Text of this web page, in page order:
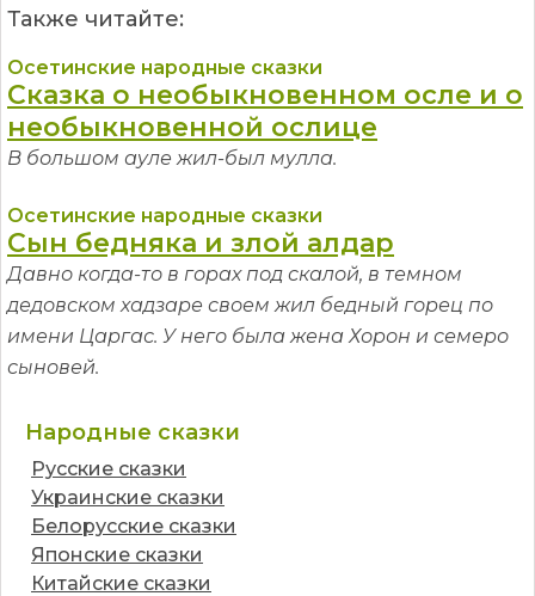
Также читайте:
Осетинские народные сказки
Сказка о необыкновенном осле и о
необыкновенной ослице
В большом ауле жил-был мулла.
Осетинские народные сказки
Сын бедняка и злой алдар
Давно когда-то в горах под скалой, в темном
дедовском хадзаре своем жил бедный горец по
имени Царгас. У него была жена Хорон и семеро
сыновей.
Народные сказки
Русские сказки
Украинские сказки
Белорусские сказки
Японские сказки
Китайские сказки